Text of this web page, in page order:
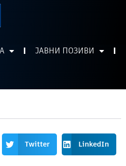
ЈАВНИ ПОЗИВИ
Twitter LinkedIn